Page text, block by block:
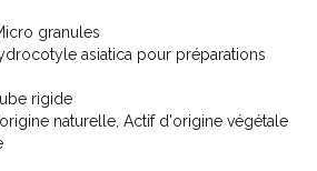
granules
asiatica pour préparations
rigide
naturelle, Actif d'origine végétale